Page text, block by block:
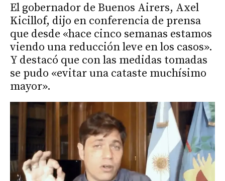
El gobernador de Buenos Airers, Axel
Kicillof, dijo en conferencia de prensa
que desde «hace cinco semanas estamos
viendo una reducción leve en los casos».
Y destacó que con las medidas tomadas
se pudo «evitar una cataste muchísimo
mayor».